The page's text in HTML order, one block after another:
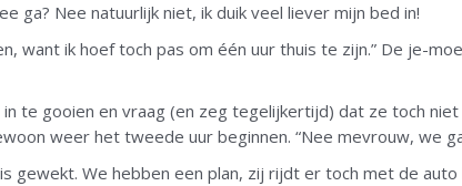
ga? Nee natuurlijk niet, ik duik veel liever mijn bed in!
want ik hoef toch pas om één uur thuis te zijn.” De je-
te gooien en vraag (en zeg tegelijkertijd) dat ze toch niet
weer het tweede uur beginnen. “Nee mevrouw, we
gewekt. We hebben een plan, zij rijdt er toch met de